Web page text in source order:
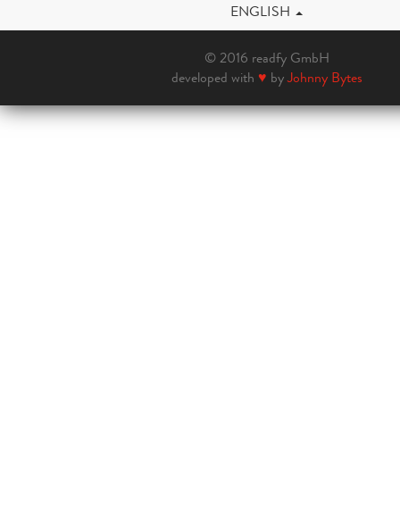
ENGLISH
© 2016 readfy GmbH
developed with ♥ byJohnny Bytes